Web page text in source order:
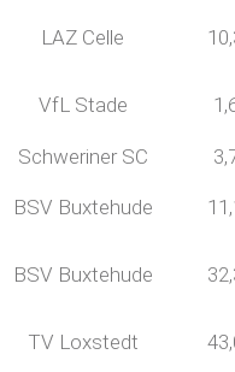
LAZ Celle
VfL Stade
Schweriner SC
BSV Buxtehude
BSV Buxtehude
TV Loxstedt